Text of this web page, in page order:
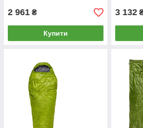
2 961 ₴
Купити
3 132